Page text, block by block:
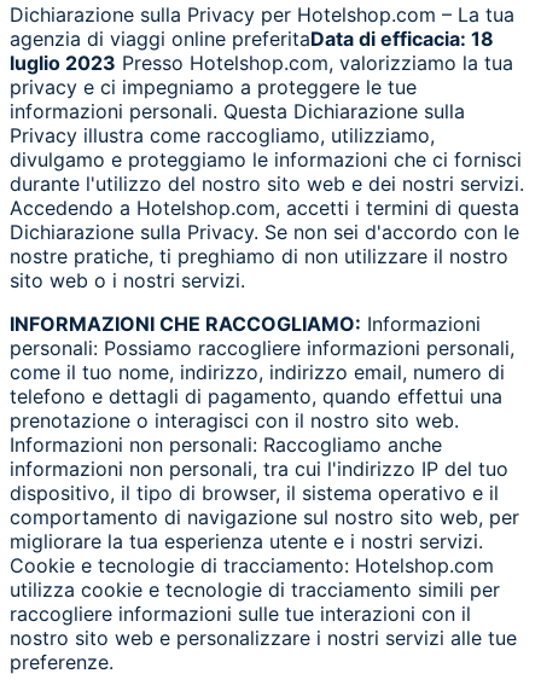
Dichiarazione sulla Privacy per Hotelshop.com – La tua
agenzia di viaggi online preferitaData di efficacia: 18
luglio 2023 Presso Hotelshop.com, valorizziamo la tua
privacy e ci impegniamo a proteggere le tue
informazioni personali. Questa Dichiarazione sulla
Privacy illustra come raccogliamo, utilizziamo,
divulgamo e proteggiamo le informazioni che ci fornisci
durante l'utilizzo del nostro sito web e dei nostri servizi.
Accedendo a Hotelshop.com, accetti i termini di questa
Dichiarazione sulla Privacy. Se non sei d'accordo con le
nostre pratiche, ti preghiamo di non utilizzare il nostro
sito web o i nostri servizi.
INFORMAZIONI CHE RACCOGLIAMO: Informazioni
personali: Possiamo raccogliere informazioni personali,
come il tuo nome, indirizzo, indirizzo email, numero di
telefono e dettagli di pagamento, quando effettui una
prenotazione o interagisci con il nostro sito web.
Informazioni non personali: Raccogliamo anche
informazioni non personali, tra cui l'indirizzo IP del tuo
dispositivo, il tipo di browser, il sistema operativo e il
comportamento di navigazione sul nostro sito web, per
migliorare la tua esperienza utente e i nostri servizi.
Cookie e tecnologie di tracciamento: Hotelshop.com
utilizza cookie e tecnologie di tracciamento simili per
raccogliere informazioni sulle tue interazioni con il
nostro sito web e personalizzare i nostri servizi alle tue
preferenze.